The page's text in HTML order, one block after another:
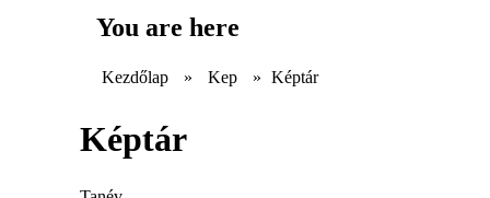
You are here
Kezdőlap » Kep » Képtár
Képtár